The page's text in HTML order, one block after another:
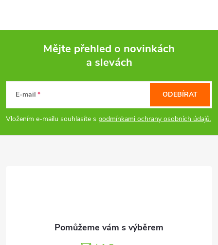
v
i
s
u
p
a
Mějte přehled o novinkách
a slevách
E-mail
Vložením e-mailu souhlasíte s podmínkami ochrany osobních údajů.
ODEBÍRAT